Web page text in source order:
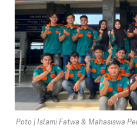
Poto | Islami Fatwa & Mahasiswa